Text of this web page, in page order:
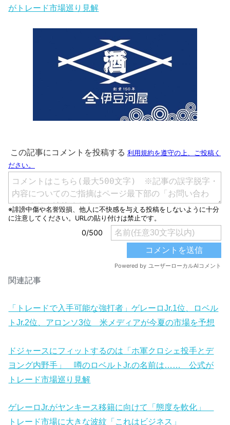
がトレード市場巡り見解
関連記事
「トレードで入手可能な強打者」ゲレーロJr.1位、ロベル
トJr.2位、アロンソ3位 米メディアが今夏の市場を予想
ドジャースにフィットするのは「ホ軍クロシェ投手とデ
ヨング内野手」 噂のロベルトJr.の名前は…… 公式が
トレード市場巡り見解
ゲレーロJr.がヤンキース移籍に向けて「態度を軟化」
トレード市場に大きな波紋「これはビジネス」